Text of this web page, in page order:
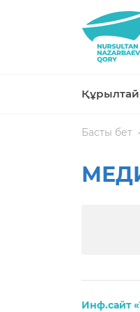
Басты бет
Инф.сайт